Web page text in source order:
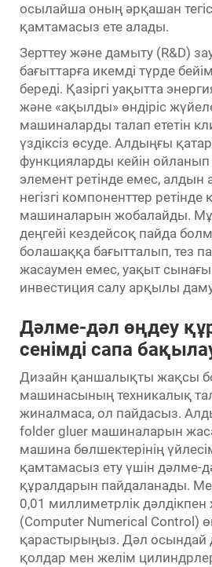
осылайша оның әрқашан тегіс
қамтамасыз ете алады.
Зерттеу және дамыту (R&D)
бағыттарға икемді түрде
береді. Қазіргі уақытта
және «ақылды» өндіріс
машиналарды талап ететін
үздіксіз өсуде. Алдыңғы
функцияларды кейін
элемент ретінде емес,
негізгі компоненттер
машиналарын жобалайды.
деңгейі кездейсоқ пайда
болашаққа бағытталып, тез
жасаумен емес, уақыт
инвестиция салу арқылы
Дәлме-дәл өңдеу
сенімді сапа
Дизайн қаншалықты жақсы
машинасының техникалық
жиналмаса, ол пайдасыз.
folder gluer машиналарын
машина бөлшектерінің
қамтамасыз ету үшін дәлме-
құралдарын пайдаланады.
0,01 миллиметрлік
(Computer Numerical Control)
қарастырыңыз. Дәл осындай
қолдар мен желім